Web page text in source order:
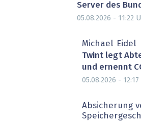
Server des
05.08.2026 - 11:22
Michael Eidel
Twint legt
und ernennt
05.08.2026 - 12:17
Absicherung